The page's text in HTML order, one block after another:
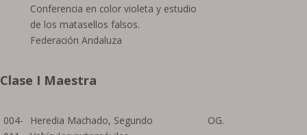
Conferencia en color violeta y estudio
de los matasellos falsos.
Federación Andaluza
Clase I Maestra
004-
Heredia Machado, Segundo
OG.